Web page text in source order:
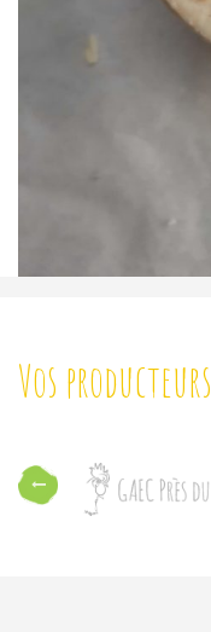
Vos producteurs